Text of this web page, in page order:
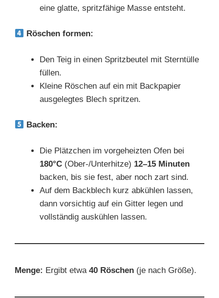
eine glatte, spritzfähige Masse entsteht.
Röschen formen:
Den Teig in einen Spritzbeutel mit Sterntülle
füllen.
Kleine Röschen auf ein mit Backpapier
ausgelegtes Blech spritzen.
Backen:
Die Plätzchen im vorgeheizten Ofen bei
180°C (Ober-/Unterhitze) 12–15 Minuten
backen, bis sie fest, aber noch zart sind.
Auf dem Backblech kurz abkühlen lassen,
dann vorsichtig auf ein Gitter legen und
vollständig auskühlen lassen.
Menge: Ergibt etwa 40 Röschen (je nach Größe).